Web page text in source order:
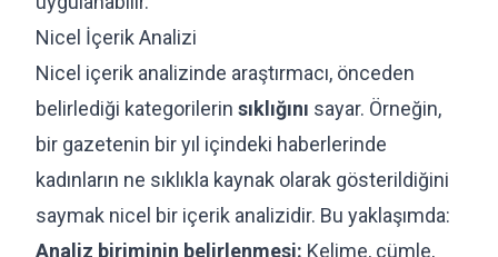
Nicel İçerik Analizi
Nicel içerik analizinde araştırmacı, önceden
belirlediği kategorilerin sıklığını sayar. Örneğin,
bir gazetenin bir yıl içindeki haberlerinde
kadınların ne sıklıkla kaynak olarak gösterildiğini
saymak nicel bir içerik analizidir. Bu yaklaşımda:
Analiz biriminin belirlenmesi: Kelime, cümle,